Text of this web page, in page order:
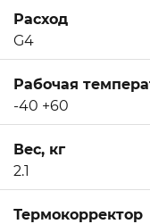
Расход
G4
Рабочая
-40 +60
Вес, кг
2.1
Термокорректор